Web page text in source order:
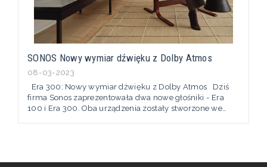
SONOS Nowy wymiar dźwięku z Dolby Atmos
08-03-2023
Era 300: Nowy wymiar dźwięku z Dolby Atmos Dziś
firma Sonos zaprezentowała dwa nowe głośniki - Era
100 i Era 300. Oba urządzenia zostały stworzone we
długoterminowego serwisowania...